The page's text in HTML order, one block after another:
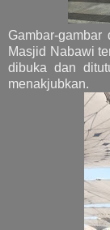
Gambar-
Masjid Nabawi
dibuka dan
menakjubkan.